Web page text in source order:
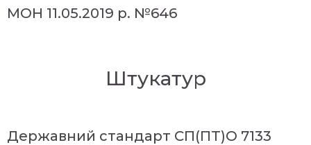
МОН 11.05.2019 р. №646
Штукатур
Державний стандарт СП(ПТ)О 7133